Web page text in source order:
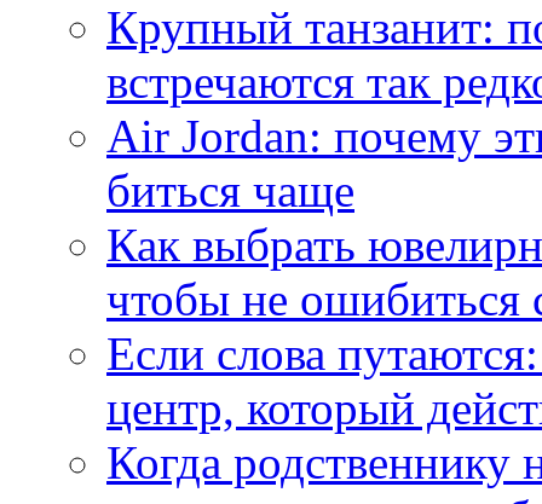
Крупный танзанит:
встречаются так
Air Jordan: почему
биться чаще
Как выбрать
чтобы не ошибиться
Если слова
центр, который
Когда